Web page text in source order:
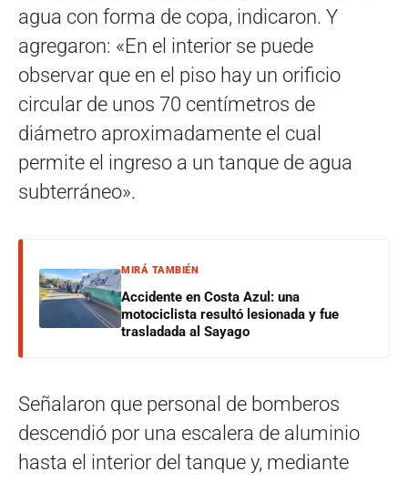
agua con forma de copa, indicaron. Y
agregaron: «En el interior se puede
observar que en el piso hay un orificio
circular de unos 70 centímetros de
diámetro aproximadamente el cual
permite el ingreso a un tanque de agua
subterráneo».
MIRÁ TAMBIÉN
Accidente en Costa Azul: una
motociclista resultó lesionada y fue
trasladada al Sayago
Señalaron que personal de bomberos
descendió por una escalera de aluminio
hasta el interior del tanque y, mediante